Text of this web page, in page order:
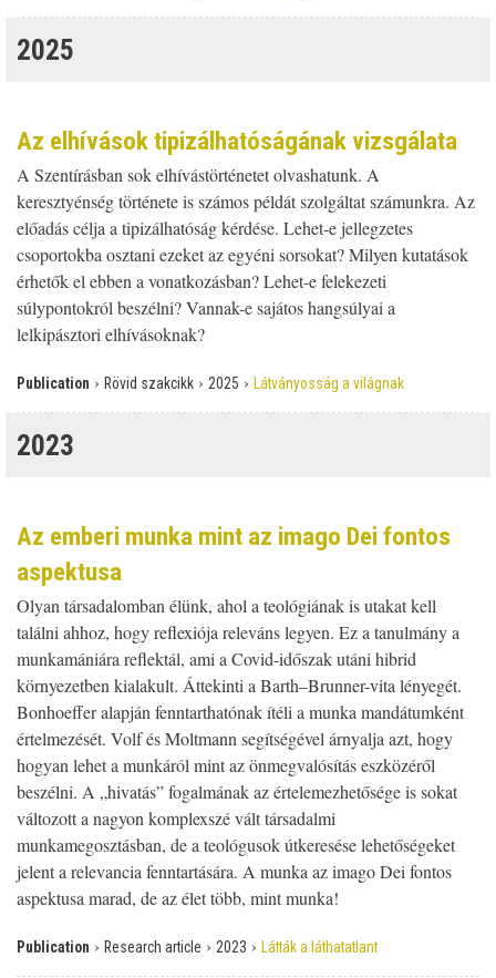
2025
Az elhívások tipizálhatóságának vizsgálata
A Szentírásban sok elhívástörténetet olvashatunk. A
keresztyénség története is számos példát szolgáltat számunkra. Az
előadás célja a tipizálhatóság kérdése. Lehet-e jellegzetes
csoportokba osztani ezeket az egyéni sorsokat? Milyen kutatások
érhetők el ebben a vonatkozásban? Lehet-e felekezeti
súlypontokról beszélni? Vannak-e sajátos hangsúlyai a
lelkipásztori elhívásoknak?
Publication › Rövid szakcikk › 2025 › Látványosság a világnak
2023
Az emberi munka mint az imago Dei fontos
aspektusa
Olyan társadalomban élünk, ahol a teológiának is utakat kell
találni ahhoz, hogy reflexiója releváns legyen. Ez a tanulmány a
munkamániára reflektál, ami a Covid-időszak utáni hibrid
környezetben kialakult. Áttekinti a Barth–Brunner-vita lényegét.
Bonhoeffer alapján fenntarthatónak ítéli a munka mandátumként
értelmezését. Volf és Moltmann segítségével árnyalja azt, hogy
hogyan lehet a munkáról mint az önmegvalósítás eszközéről
beszélni. A „hivatás” fogalmának az értelemezhetősége is sokat
változott a nagyon komplexszé vált társadalmi
munkamegosztásban, de a teológusok útkeresése lehetőségeket
jelent a relevancia fenntartására. A munka az imago Dei fontos
aspektusa marad, de az élet több, mint munka!
Publication › Research article › 2023 › Látták a láthatatlant